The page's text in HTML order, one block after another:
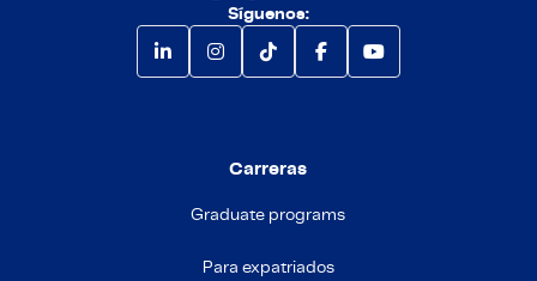
Síguenos:
Carreras
Graduate programs
Para expatriados